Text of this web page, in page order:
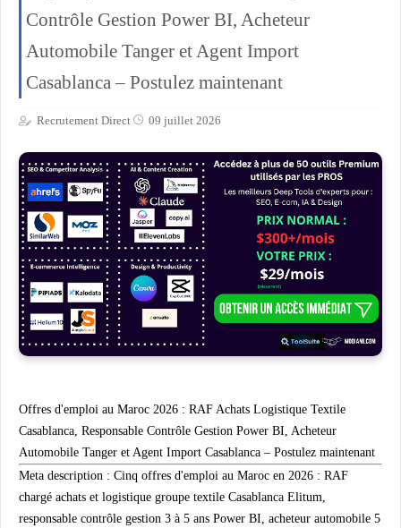
Contrôle Gestion Power BI, Acheteur
Automobile Tanger et Agent Import
Casablanca – Postulez maintenant
Recrutement Direct 09 juillet 2026
Offres d'emploi au Maroc 2026 : RAF Achats Logistique Textile
Casablanca, Responsable Contrôle Gestion Power BI, Acheteur
Automobile Tanger et Agent Import Casablanca – Postulez maintenant
Meta description : Cinq offres d'emploi au Maroc en 2026 : RAF
chargé achats et logistique groupe textile Casablanca Elitum,
responsable contrôle gestion 3 à 5 ans Power BI, acheteur automobile 5